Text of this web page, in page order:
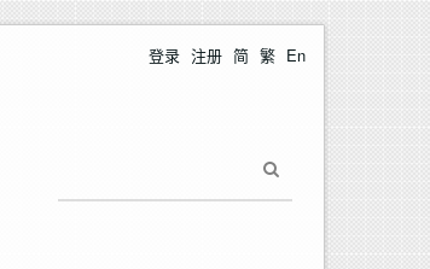
登录 注册 简 繁 En